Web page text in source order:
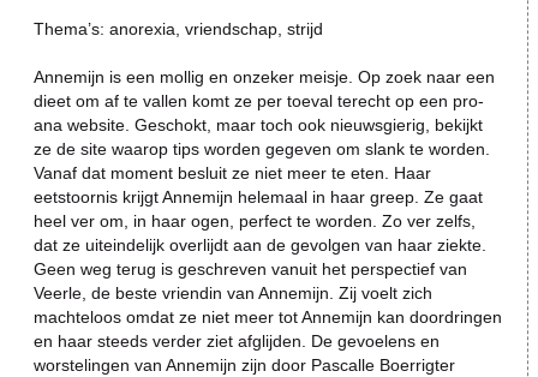
Thema’s: anorexia, vriendschap, strijd
Annemijn is een mollig en onzeker meisje. Op zoek naar een
dieet om af te vallen komt ze per toeval terecht op een pro-
ana website. Geschokt, maar toch ook nieuwsgierig, bekijkt
ze de site waarop tips worden gegeven om slank te worden.
Vanaf dat moment besluit ze niet meer te eten. Haar
eetstoornis krijgt Annemijn helemaal in haar greep. Ze gaat
heel ver om, in haar ogen, perfect te worden. Zo ver zelfs,
dat ze uiteindelijk overlijdt aan de gevolgen van haar ziekte.
Geen weg terug is geschreven vanuit het perspectief van
Veerle, de beste vriendin van Annemijn. Zij voelt zich
machteloos omdat ze niet meer tot Annemijn kan doordringen
en haar steeds verder ziet afglijden. De gevoelens en
worstelingen van Annemijn zijn door Pascalle Boerrigter